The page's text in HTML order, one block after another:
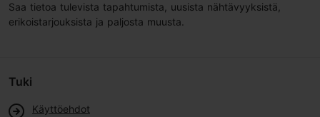
Saa tietoa tulevista tapahtumista, uusista nähtävyyksistä,
erikoistarjouksista ja paljosta muusta.
Tuki
Käyttöehdot